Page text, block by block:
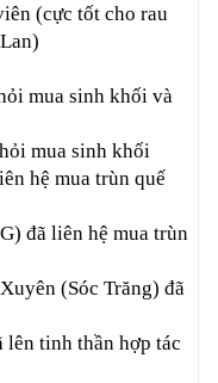
(cực tốt cho rau
mua sinh khối và
mua sinh khối
hệ mua trùn quế
đã liên hệ mua trùn
(Sóc Trăng) đã
lên tinh thần hợp tác